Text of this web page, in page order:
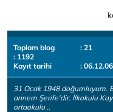
Toplam blog
: 21
: 1192
Kayıt tarihi
: 06.12.06
31 Ocak 1948 doğumluyum.
annem Şerife'dir. İlkokulu
ortaokulu ..